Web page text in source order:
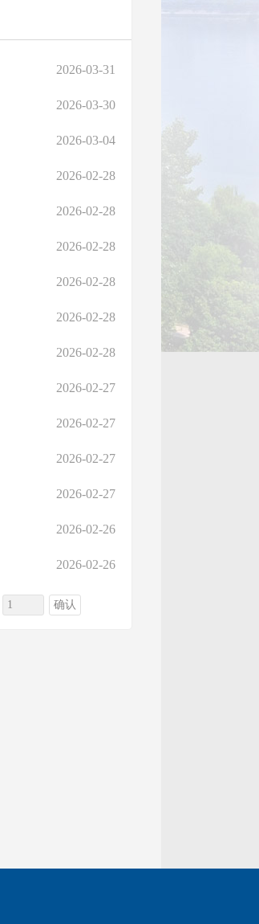
2026-03-31
2026-03-30
2026-03-04
2026-02-28
2026-02-28
2026-02-28
2026-02-28
2026-02-28
2026-02-28
2026-02-27
2026-02-27
2026-02-27
2026-02-27
2026-02-26
2026-02-26
确认